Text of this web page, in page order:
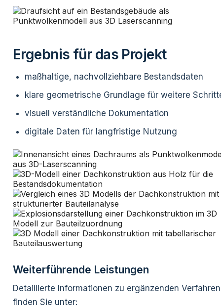
Ergebnis für das Projekt
maßhaltige, nachvollziehbare Bestandsdaten
klare geometrische Grundlage für weitere
visuell verständliche Dokumentation
digitale Daten für langfristige Nutzung
Weiterführende Leistungen
Detaillierte Informationen zu ergänzenden Verfahren
finden Sie unter: